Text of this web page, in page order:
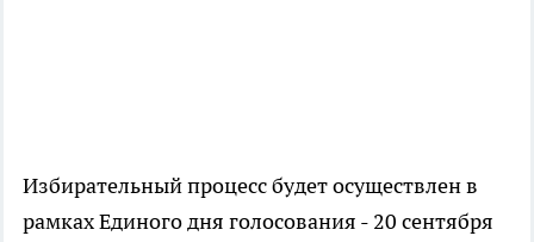
Избирательный процесс будет осуществлен в
рамках Единого дня голосования - 20 сентября